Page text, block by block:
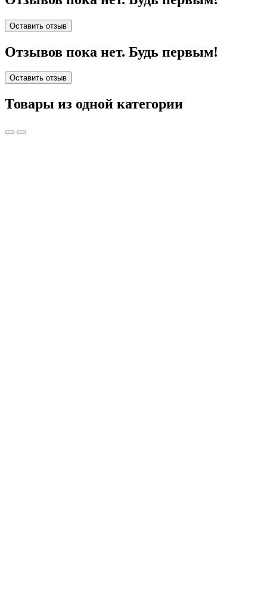
Оставить отзыв
Отзывов пока нет. Будь первым!
Оставить отзыв
Товары из одной категории